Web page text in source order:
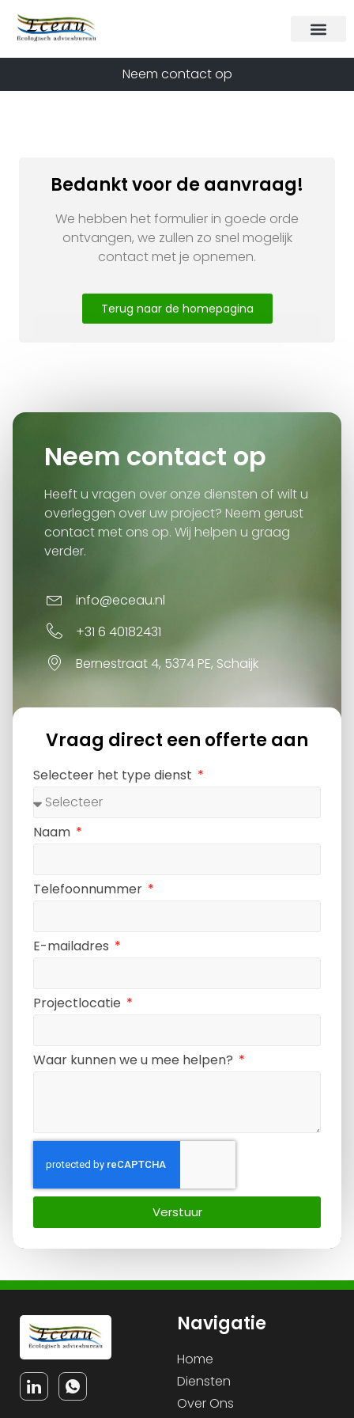
Neem contact op
Bedankt voor de aanvraag!
We hebben het formulier in goede orde
ontvangen, we zullen zo snel mogelijk
contact met je opnemen.
Terug naar de homepagina
Neem contact op
Heeft u vragen over onze diensten of wilt u
overleggen over uw project? Neem gerust
contact met ons op. Wij helpen u graag
verder.
info@eceau.nl
+31 6 40182431
Bernestraat 4, 5374 PE, Schaijk
Vraag direct een offerte aan
Selecteer het type dienst
Naam
Telefoonnummer
E-mailadres
Projectlocatie
Waar kunnen we u mee helpen?
Verstuur
Navigatie
Home
Diensten
Over Ons